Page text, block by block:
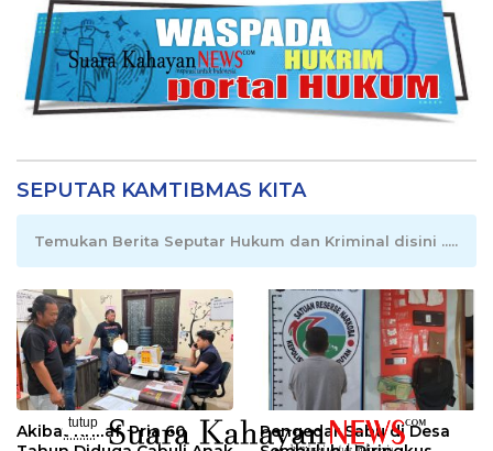
SEPUTAR KAMTIBMAS KITA
Temukan Berita Seputar Hukum dan Kriminal disini .....
Akibat Khilaf, Pria 60
Pengedar Sabu di Desa
tutup
..........